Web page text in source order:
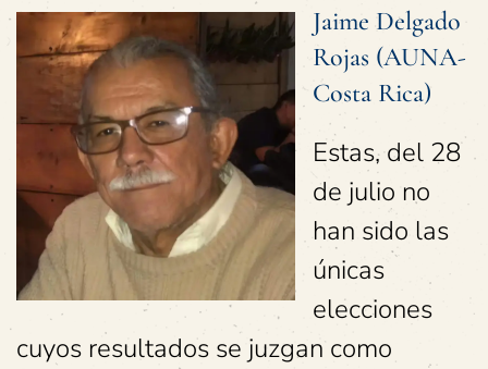
Jaime Delgado
Rojas (AUNA-
Costa Rica)
Estas, del 28
de julio no
han sido las
únicas
elecciones
cuyos resultados se juzgan como